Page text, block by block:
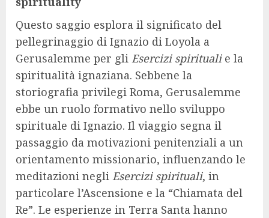
Questo saggio esplora il significato del
pellegrinaggio di Ignazio di Loyola a
Gerusalemme per gli Esercizi spiritualie la
spiritualità ignaziana. Sebbene la
storiografia privilegi Roma, Gerusalemme
ebbe un ruolo formativo nello sviluppo
spirituale di Ignazio. Il viaggio segna il
passaggio da motivazioni penitenziali a un
orientamento missionario, influenzando le
meditazioni negli Esercizi spirituali, in
particolare l’Ascensione e la “Chiamata del
Re”. Le esperienze in Terra Santa hanno